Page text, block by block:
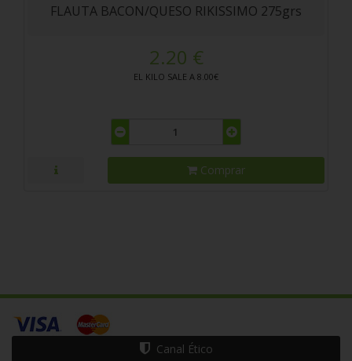
FLAUTA BACON/QUESO RIKISSIMO 275grs
2.20 €
EL KILO SALE A 8.00€
Comprar
Canal Ético